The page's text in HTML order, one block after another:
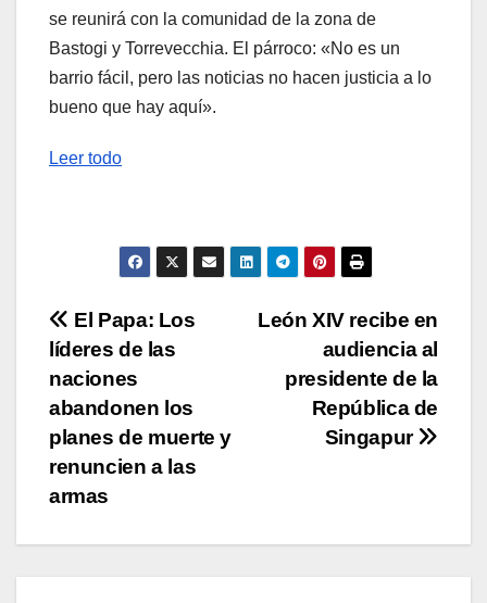
se reunirá con la comunidad de la zona de
Bastogi y Torrevecchia. El párroco: «No es un
barrio fácil, pero las noticias no hacen justicia a lo
bueno que hay aquí».
Leer todo
Navegación
de
entradas
León XIV recibe en
audiencia al
presidente de la
República de
Singapur
El Papa: Los
líderes de las
naciones
abandonen los
planes de muerte y
renuncien a las
armas